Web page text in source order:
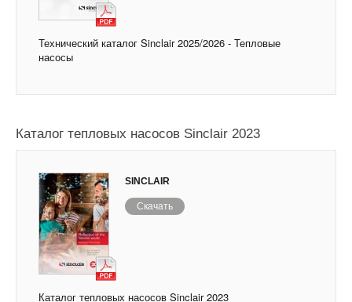
Технический каталог Sinclair 2025/2026 - Тепловые
насосы
Каталог тепловых насосов Sinclair 2023
SINCLAIR
Скачать
Каталог тепловых насосов Sinclair 2023